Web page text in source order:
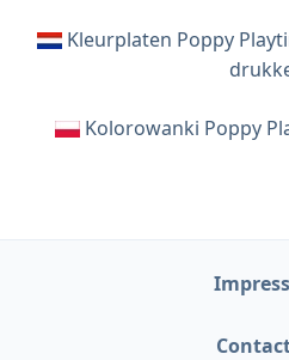
Kleurplaten Poppy
Kolorowanki Poppy